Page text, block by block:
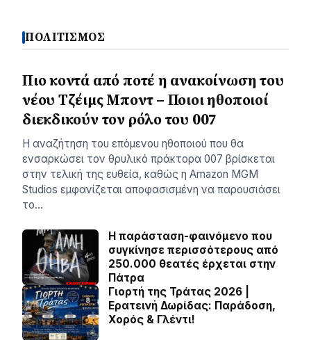
ΠΟΛΙΤΙΣΜΟΣ
Πιο κοντά από ποτέ η ανακοίνωση του
νέου Τζέιμς Μποντ – Ποιοι ηθοποιοί
διεκδικούν τον ρόλο του 007
Η αναζήτηση του επόμενου ηθοποιού που θα
ενσαρκώσει τον θρυλικό πράκτορα 007 βρίσκεται
στην τελική της ευθεία, καθώς η Amazon MGM
Studios εμφανίζεται αποφασισμένη να παρουσιάσει
το…
Η παράσταση-φαινόμενο που
συγκίνησε περισσότερους από
250.000 θεατές έρχεται στην
Πάτρα
Γιορτή της Τράτας 2026 |
Ερατεινή Δωρίδας: Παράδοση,
Χορός & Γλέντι!